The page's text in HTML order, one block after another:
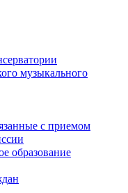
музыкального
с приемом
образование